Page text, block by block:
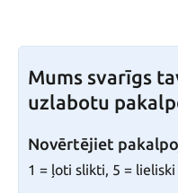
Mums svarīgs
uzlabotu
Novērtējiet
1 = ļoti slikti, 5 = lieliski